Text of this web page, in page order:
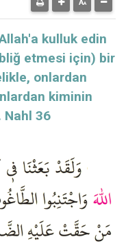
kulluk edin
etmesi için) bir
onlardan
kiminin
Nahl 36